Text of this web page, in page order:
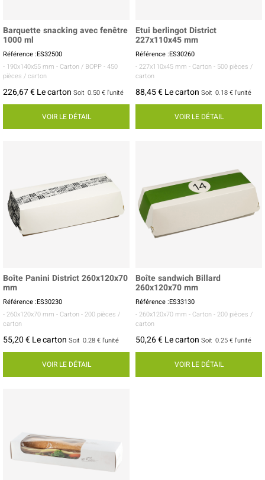
Barquette snacking avec fenêtre
1000 ml
Référence :ES32500
- 190x140x55 mm - Carton / BOPP - 450
pièces / carton
226,67 € Le carton Soit 0.50 € l'unité
VOIR LE DÉTAIL
Etui berlingot District
227x110x45 mm
Référence :ES30260
- 227x110x45 mm - Carton - 500 pièces /
carton
88,45 € Le carton Soit 0.18 € l'unité
VOIR LE DÉTAIL
Boîte Panini District 260x120x70
mm
Référence :ES30230
- 260x120x70 mm - Carton - 200 pièces /
carton
55,20 € Le carton Soit 0.28 € l'unité
VOIR LE DÉTAIL
Boîte sandwich Billard
260x120x70 mm
Référence :ES33130
- 260x120x70 mm - Carton - 200 pièces /
carton
50,26 € Le carton Soit 0.25 € l'unité
VOIR LE DÉTAIL